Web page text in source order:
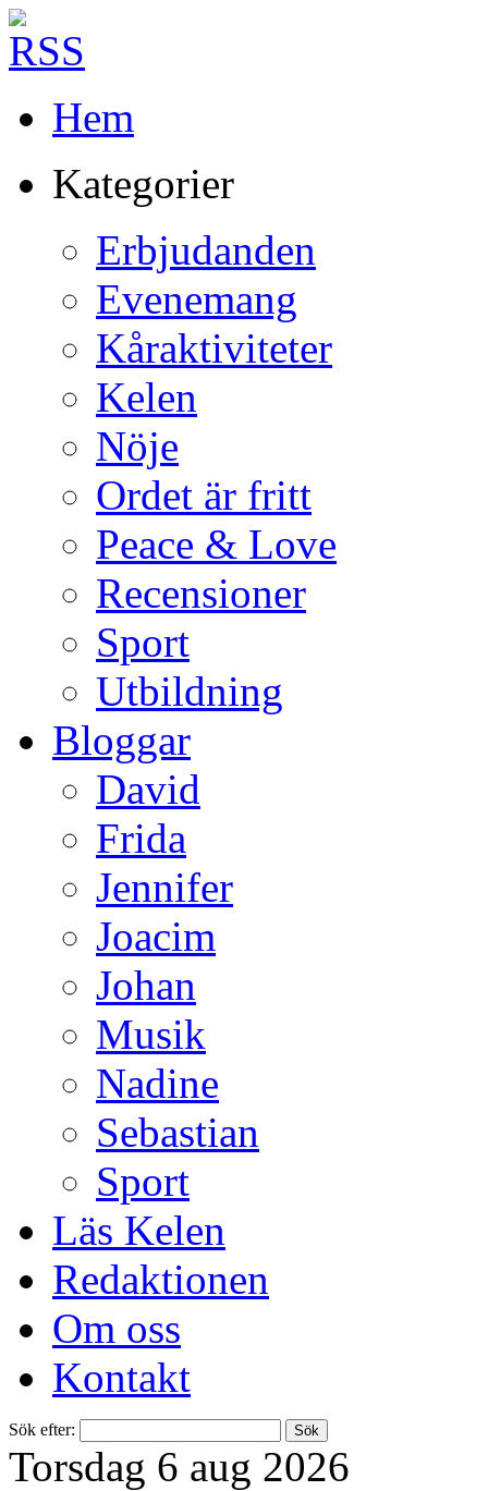
Hem
Kategorier
Erbjudanden
Evenemang
Kåraktiviteter
Kelen
Nöje
Ordet är fritt
Peace & Love
Recensioner
Sport
Utbildning
Bloggar
David
Frida
Jennifer
Joacim
Johan
Musik
Nadine
Sebastian
Sport
Läs Kelen
Redaktionen
Om oss
Kontakt
Sök efter:
Torsdag 6 aug 2026